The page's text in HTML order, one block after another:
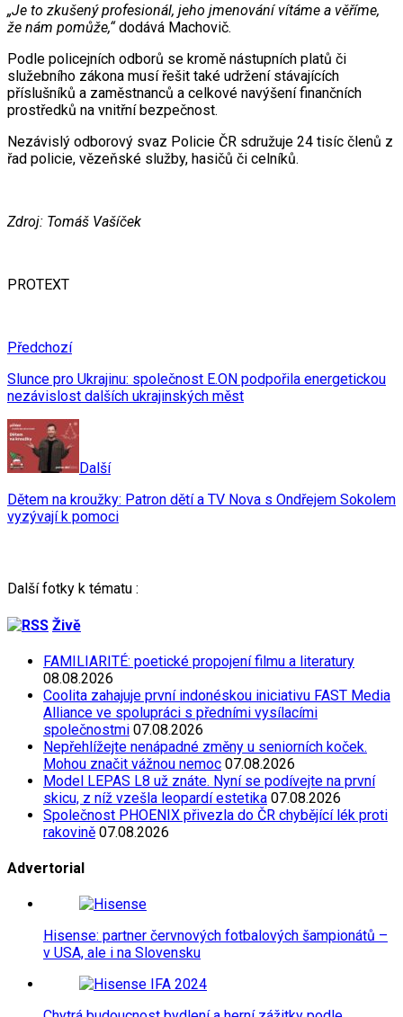
„Je to zkušený profesionál, jeho jmenování vítáme a věříme,
že nám pomůže,“dodává Machovič.
Podle policejních odborů se kromě nástupních platů či
služebního zákona musí řešit také udržení stávajících
příslušníků a zaměstnanců a celkové navýšení finančních
prostředků na vnitřní bezpečnost.
Nezávislý odborový svaz Policie ČR sdružuje 24 tisíc členů z
řad policie, vězeňské služby, hasičů či celníků.
Zdroj: Tomáš Vašíček
PROTEXT
Předchozí
Slunce pro Ukrajinu: společnost E.ON podpořila energetickou
nezávislost dalších ukrajinských měst
Další
Dětem na kroužky: Patron dětí a TV Nova s Ondřejem Sokolem
vyzývají k pomoci
Další fotky k tématu :
Živě
FAMILIARITÉ: poetické propojení filmu a literatury
08.08.2026
Coolita zahajuje první indonéskou iniciativu FAST Media
Alliance ve spolupráci s předními vysílacími
společnostmi 07.08.2026
Nepřehlížejte nenápadné změny u seniorních koček.
Mohou značit vážnou nemoc 07.08.2026
Model LEPAS L8 už znáte. Nyní se podívejte na první
skicu, z níž vzešla leopardí estetika 07.08.2026
Společnost PHOENIX přivezla do ČR chybějící lék proti
rakovině 07.08.2026
Advertorial
Hisense: partner červnových fotbalových šampionátů –
v USA, ale i na Slovensku